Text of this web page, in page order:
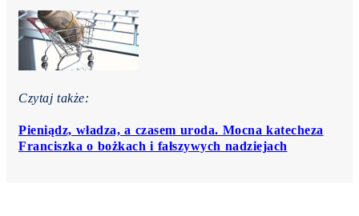
Czytaj także:
Pieniądz, władza, a czasem uroda. Mocna katecheza
Franciszka o bożkach i fałszywych nadziejach